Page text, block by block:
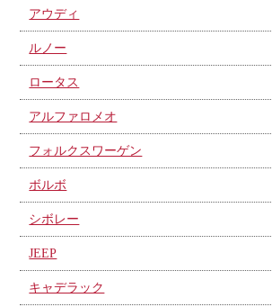
アウディ
ルノー
ロータス
アルファロメオ
フォルクスワーゲン
ボルボ
シボレー
JEEP
キャデラック